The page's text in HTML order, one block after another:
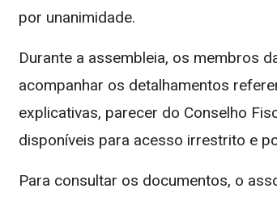
por unanimidade.
Durante a assembleia, os membros
acompanhar os detalhamentos
explicativas, parecer do Conselho
disponíveis para acesso irrestrito e
Para consultar os documentos, o